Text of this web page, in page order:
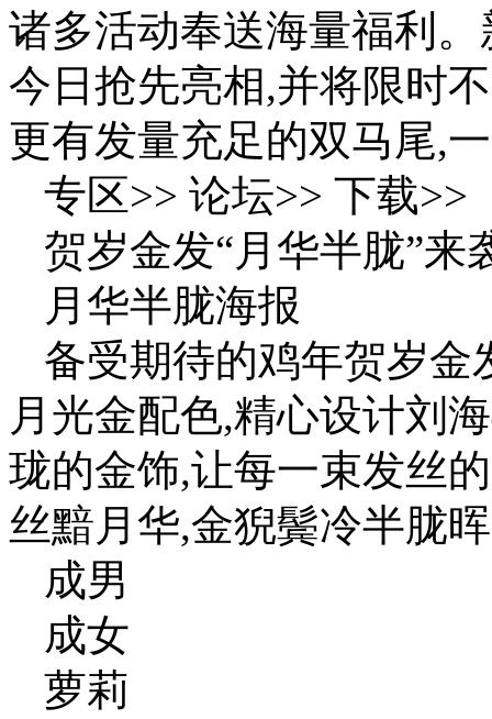
诸多活动奉送海量福利
今日抢先亮相,并将限时
更有发量充足的双马尾,
专区>> 论坛>> 下载>>
贺岁金发“月华半胧”来
月华半胧海报
备受期待的鸡年贺岁金
月光金配色,精心设计刘
珑的金饰,让每一束发丝
丝黯月华,金猊鬓冷半胧
成男
成女
萝莉